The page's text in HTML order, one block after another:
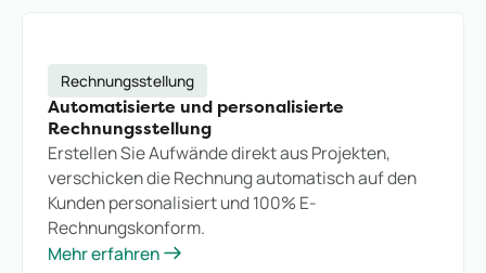
Rechnungsstellung
Automatisierte und personalisierte
Rechnungsstellung
Erstellen Sie Aufwände direkt aus Projekten,
verschicken die Rechnung automatisch auf den
Kunden personalisiert und 100% E-
Rechnungskonform.
Mehr erfahren